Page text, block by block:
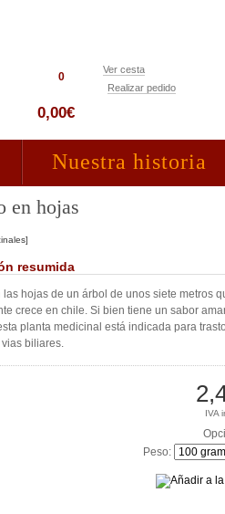
0,00€
0
Ver cesta
Realizar pedido
Nuestra historia
en hojas
resumida
las hojas de un árbol de unos siete metros
crece en chile. Si bien tiene un sabor
planta medicinal está indicada para
biliares.
IVA
Peso: